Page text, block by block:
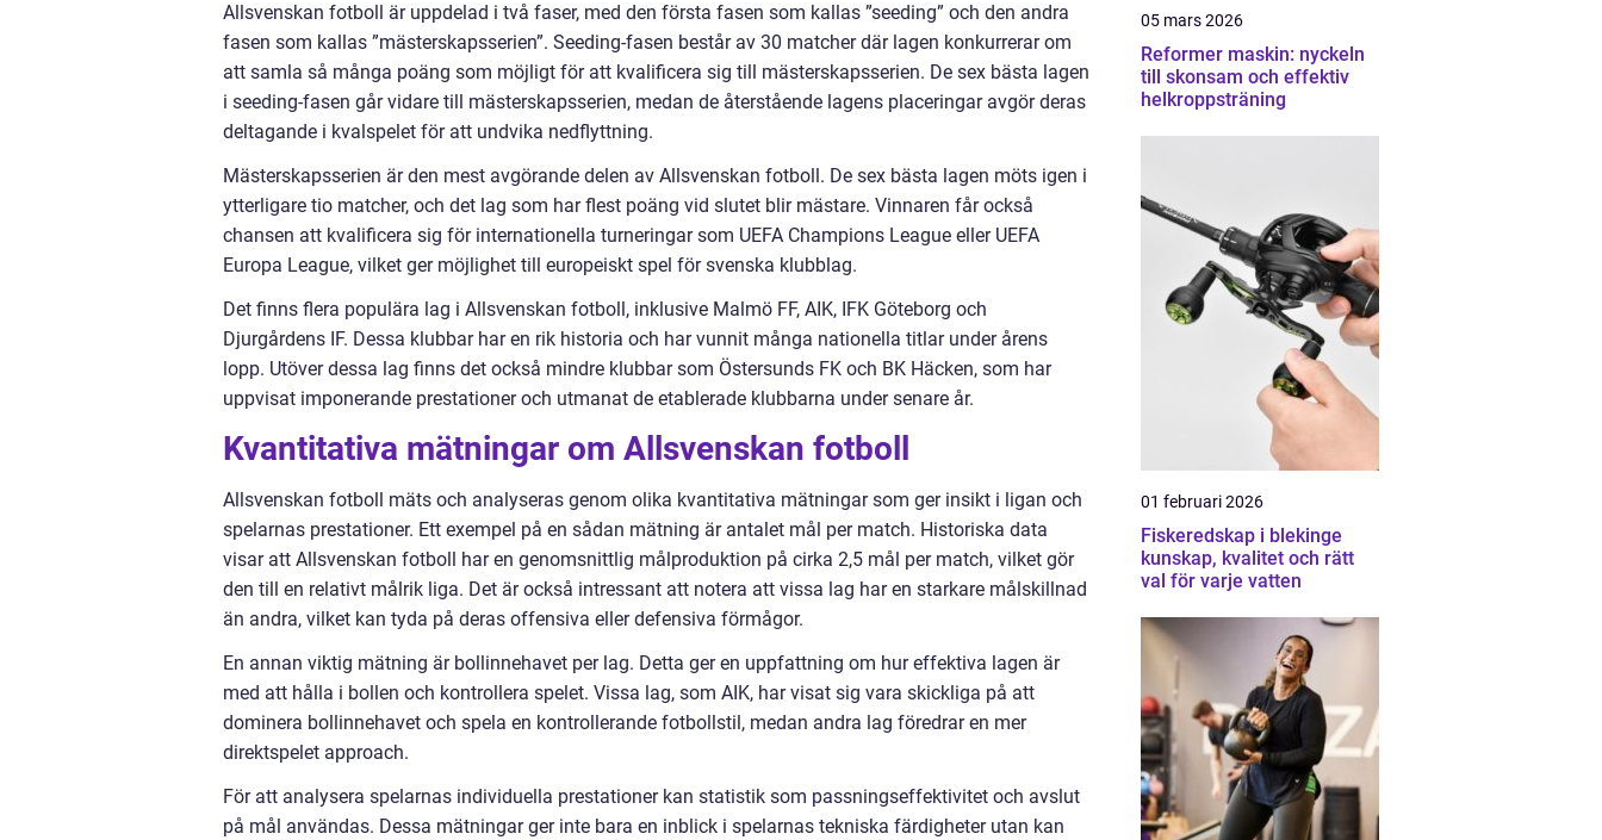
Allsvenskan fotboll är uppdelad i två faser, med den första fasen som kallas ”seeding” och den andra
fasen som kallas ”mästerskapsserien”. Seeding-fasen består av 30 matcher där lagen konkurrerar om
att samla så många poäng som möjligt för att kvalificera sig till mästerskapsserien. De sex bästa lagen
i seeding-fasen går vidare till mästerskapsserien, medan de återstående lagens placeringar avgör deras
deltagande i kvalspelet för att undvika nedflyttning.
Mästerskapsserien är den mest avgörande delen av Allsvenskan fotboll. De sex bästa lagen möts igen i
ytterligare tio matcher, och det lag som har flest poäng vid slutet blir mästare. Vinnaren får också
chansen att kvalificera sig för internationella turneringar som UEFA Champions League eller UEFA
Europa League, vilket ger möjlighet till europeiskt spel för svenska klubblag.
Det finns flera populära lag i Allsvenskan fotboll, inklusive Malmö FF, AIK, IFK Göteborg och
Djurgårdens IF. Dessa klubbar har en rik historia och har vunnit många nationella titlar under årens
lopp. Utöver dessa lag finns det också mindre klubbar som Östersunds FK och BK Häcken, som har
uppvisat imponerande prestationer och utmanat de etablerade klubbarna under senare år.
Kvantitativa mätningar om Allsvenskan fotboll
Allsvenskan fotboll mäts och analyseras genom olika kvantitativa mätningar som ger insikt i ligan och
spelarnas prestationer. Ett exempel på en sådan mätning är antalet mål per match. Historiska data
visar att Allsvenskan fotboll har en genomsnittlig målproduktion på cirka 2,5 mål per match, vilket gör
den till en relativt målrik liga. Det är också intressant att notera att vissa lag har en starkare målskillnad
än andra, vilket kan tyda på deras offensiva eller defensiva förmågor.
En annan viktig mätning är bollinnehavet per lag. Detta ger en uppfattning om hur effektiva lagen är
med att hålla i bollen och kontrollera spelet. Vissa lag, som AIK, har visat sig vara skickliga på att
dominera bollinnehavet och spela en kontrollerande fotbollstil, medan andra lag föredrar en mer
direktspelet approach.
För att analysera spelarnas individuella prestationer kan statistik som passningseffektivitet och avslut
på mål användas. Dessa mätningar ger inte bara en inblick i spelarnas tekniska färdigheter utan kan
05 mars 2026
Reformer maskin: nyckeln
till skonsam och effektiv
helkroppsträning
01 februari 2026
Fiskeredskap i blekinge
kunskap, kvalitet och rätt
val för varje vatten